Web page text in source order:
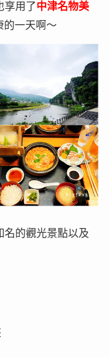
享用了中津名物美
的一天啊～
名的觀光景點以及